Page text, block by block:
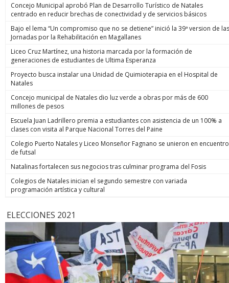
Concejo Municipal aprobó Plan de Desarrollo Turístico de Natales
centrado en reducir brechas de conectividad y de servicios básicos
Bajo el lema “Un compromiso que no se detiene” inició la 39ª version de las
Jornadas por la Rehabilitación en Magallanes
Liceo Cruz Martínez, una historia marcada por la formación de
generaciones de estudiantes de Ultima Esperanza
Proyecto busca instalar una Unidad de Quimioterapia en el Hospital de
Natales
Concejo municipal de Natales dio luz verde a obras por más de 600
millones de pesos
Escuela Juan Ladrillero premia a estudiantes con asistencia de un 100% a
clases con visita al Parque Nacional Torres del Paine
Colegio Puerto Natales y Liceo Monseñor Fagnano se unieron en encuentro
de futsal
Natalinas fortalecen sus negocios tras culminar programa del Fosis
Colegios de Natales inician el segundo semestre con variada
programación artística y cultural
ELECCIONES 2021